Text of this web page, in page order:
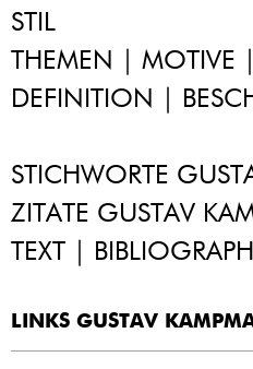
STIL
THEMEN | MOTIVE
DEFINITION |
STICHWORTE
ZITATE GUSTAV
TEXT |
LINKS GUSTAV